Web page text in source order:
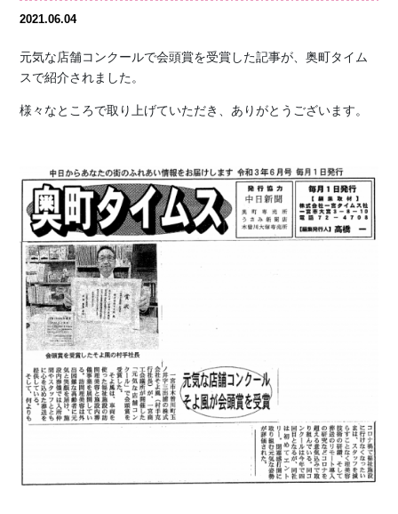
2021.06.04
元気な店舗コンクールで会頭賞を受賞した記事が、奥町タイム
スで紹介されました。
様々なところで取り上げていただき、ありがとうございます。